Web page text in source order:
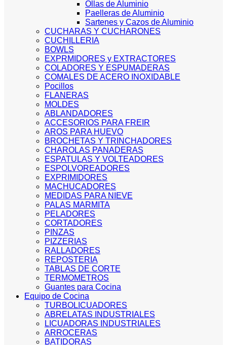
Ollas de Aluminio
Paelleras de Aluminio
Sartenes y Cazos de Aluminio
CUCHARAS Y CUCHARONES
CUCHILLERIA
BOWLS
EXPRMIDORES y EXTRACTORES
COLADORES Y ESPUMADERAS
COMALES DE ACERO INOXIDABLE
Pocillos
FLANERAS
MOLDES
ABLANDADORES
ACCESORIOS PARA FREIR
AROS PARA HUEVO
BROCHETAS Y TRINCHADORES
CHAROLAS PANADERAS
ESPATULAS Y VOLTEADORES
ESPOLVOREADORES
EXPRIMIDORES
MACHUCADORES
MEDIDAS PARA NIEVE
PALAS MARMITA
PELADORES
CORTADORES
PINZAS
PIZZERIAS
RALLADORES
REPOSTERIA
TABLAS DE CORTE
TERMOMETROS
Guantes para Cocina
Equipo de Cocina
TURBOLICUADORES
ABRELATAS INDUSTRIALES
LICUADORAS INDUSTRIALES
ARROCERAS
BATIDORAS